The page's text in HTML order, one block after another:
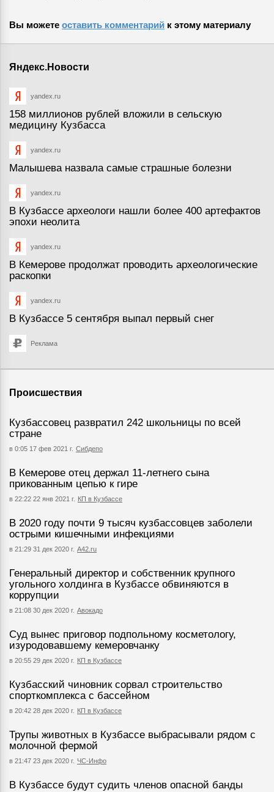
Вы можете оставить комментарий к этому материалу
Яндекс.Новости
yandex.ru
158 миллионов рублей вложили в сельскую
медицину Кузбасса
yandex.ru
Малышева назвала самые страшные болезни
yandex.ru
В Кузбассе археологи нашли более 400 артефактов
эпохи неолита
yandex.ru
В Кемерове продолжат проводить археологические
раскопки
yandex.ru
В Кузбассе 5 сентября выпал первый снег
Реклама
Происшествия
Кузбассовец развратил 242 школьницы по всей
стране
в 0:05 17 фев 2021 г. Сибдепо
В Кемерове отец держал 11-летнего сына
прикованным цепью к гире
в 22:22 22 янв 2021 г. КП в Кузбассе
В 2020 году почти 9 тысяч кузбассовцев заболели
острыми кишечными инфекциями
в 21:29 31 дек 2020 г. А42.ru
Генеральный директор и собственник крупного
угольного холдинга в Кузбассе обвиняются в
коррупции
в 21:08 30 дек 2020 г. Авокадо
Суд вынес приговор подпольному косметологу,
изуродовавшему кемеровчанку
в 20:55 29 дек 2020 г. КП в Кузбассе
Кузбасский чиновник сорвал строительство
спорткомплекса с бассейном
в 20:42 28 дек 2020 г. КП в Кузбассе
Трупы животных в Кузбассе выбрасывали рядом с
молочной фермой
в 21:47 23 дек 2020 г. ЧС-Инфо
В Кузбассе будут судить членов опасной банды